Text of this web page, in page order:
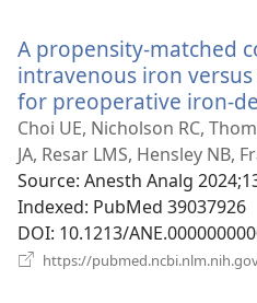
A propensity-matched
intravenous iron
for preoperative iron-
Choi UE, Nicholson RC,
JA, Resar LMS, Hensley NB,
Source‎: Anesth Analg
Indexed‎: PubMed 39037926
DOI‎: 10.1213/
https://